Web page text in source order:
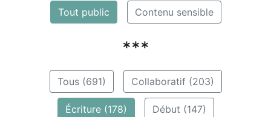
Tout public Contenu sensible
***
Tous (691) Collaboratif (203)
Écriture (178) Début (147)